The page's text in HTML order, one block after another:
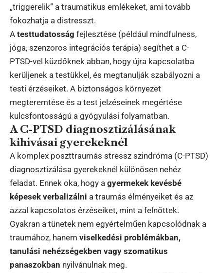
„triggerelik” a traumatikus emlékeket, ami tovább
fokozhatja a distresszt.
A testtudatosság fejlesztése (például mindfulness,
jóga, szenzoros integrációs terápia) segíthet a C-
PTSD-vel küzdőknek abban, hogy újra kapcsolatba
kerüljenek a testükkel, és megtanulják szabályozni a
testi érzéseiket. A biztonságos környezet
megteremtése és a test jelzéseinek megértése
kulcsfontosságú a gyógyulási folyamatban.
A C-PTSD diagnosztizálásának
kihívásai gyerekeknél
A komplex poszttraumás stressz szindróma (C-PTSD)
diagnosztizálása gyerekeknél különösen nehéz
feladat. Ennek oka, hogy a gyermekek kevésbé
képesek verbalizálni a traumás élményeiket és az
azzal kapcsolatos érzéseiket, mint a felnőttek.
Gyakran a tünetek nem egyértelműen kapcsolódnak a
traumához, hanem viselkedési problémákban,
tanulási nehézségekben vagy szomatikus
panaszokban nyilvánulnak meg.